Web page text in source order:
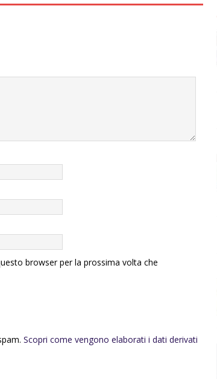
browser per la prossima volta che
Scopri come vengono elaborati i dati derivati